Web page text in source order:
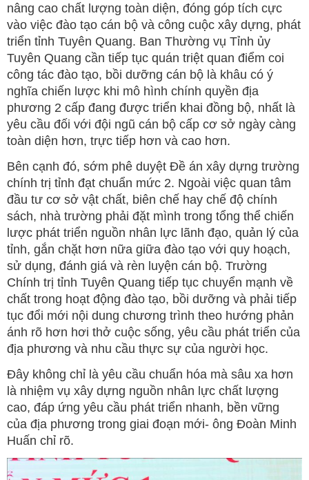
nâng cao chất lượng toàn diện, đóng góp tích cực
vào việc đào tạo cán bộ và công cuộc xây dựng, phát
triển tỉnh Tuyên Quang. Ban Thường vụ Tỉnh ủy
Tuyên Quang cần tiếp tục quán triệt quan điểm coi
công tác đào tạo, bồi dưỡng cán bộ là khâu có ý
nghĩa chiến lược khi mô hình chính quyền địa
phương 2 cấp đang được triển khai đồng bộ, nhất là
yêu cầu đối với đội ngũ cán bộ cấp cơ sở ngày càng
toàn diện hơn, trực tiếp hơn và cao hơn.
Bên cạnh đó, sớm phê duyệt Đề án xây dựng trường
chính trị tỉnh đạt chuẩn mức 2. Ngoài việc quan tâm
đầu tư cơ sở vật chất, biên chế hay chế độ chính
sách, nhà trường phải đặt mình trong tổng thể chiến
lược phát triển nguồn nhân lực lãnh đạo, quản lý của
tỉnh, gắn chặt hơn nữa giữa đào tạo với quy hoạch,
sử dụng, đánh giá và rèn luyện cán bộ. Trường
Chính trị tỉnh Tuyên Quang tiếp tục chuyển mạnh về
chất trong hoạt động đào tạo, bồi dưỡng và phải tiếp
tục đổi mới nội dung chương trình theo hướng phản
ánh rõ hơn hơi thở cuộc sống, yêu cầu phát triển của
địa phương và nhu cầu thực sự của người học.
Đây không chỉ là yêu cầu chuẩn hóa mà sâu xa hơn
là nhiệm vụ xây dựng nguồn nhân lực chất lượng
cao, đáp ứng yêu cầu phát triển nhanh, bền vững
của địa phương trong giai đoạn mới- ông Đoàn Minh
Huấn chỉ rõ.